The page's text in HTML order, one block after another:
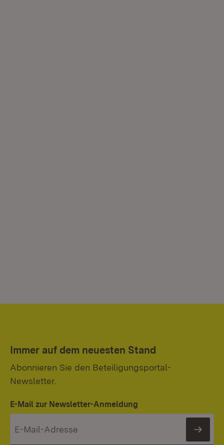
Immer auf dem neuesten Stand
Abonnieren Sie den Beteiligungsportal-
Newsletter.
E-Mail zur Newsletter-Anmeldung